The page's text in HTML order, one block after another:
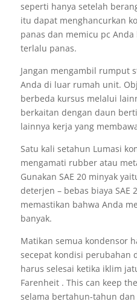
seperti hanya setelah
itu dapat menghancurkan
panas dan memicu pc
terlalu panas.
Jangan mengambil rumput
Anda di luar rumah unit.
berbeda kursus melalui
berkaitan dengan daun
lainnya kerja yang
Satu kali setahun Lumasi
mengamati rubber atau
Gunakan SAE 20 minyak
deterjen – bebas biaya SAE
memastikan bahwa Anda
banyak.
Matikan semua kondensor
secepat kondisi perubahan
harus selesai ketika iklim
Farenheit . This can keep
selama bertahun-tahun